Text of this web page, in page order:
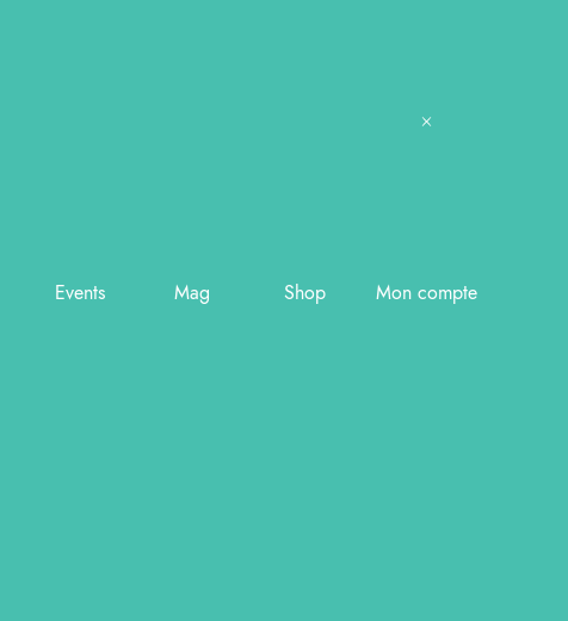
Events Mag Shop Mon compte